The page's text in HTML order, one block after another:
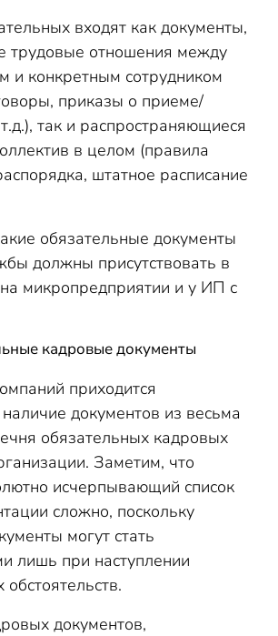
входят как документы,
трудовые отношения между
и конкретным сотрудником
приказы о приеме/
так и распространяющиеся
в целом (правила
штатное расписание
обязательные документы
должны присутствовать в
микропредприятии и у ИП с
кадровые документы
приходится
документов из весьма
обязательных кадровых
Заметим, что
исчерпывающий список
сложно, поскольку
могут стать
лишь при наступлении
документов,